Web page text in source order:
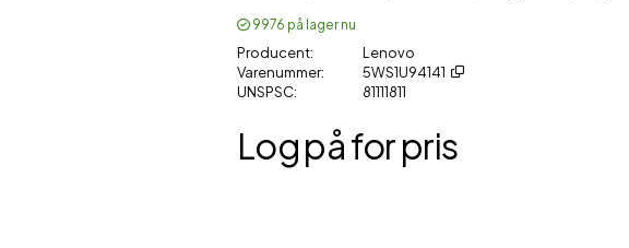
9976 på lager nu
Producent
Lenovo
Varenummer
5WS1U94141
UNSPSC
81111811
Log på for pris